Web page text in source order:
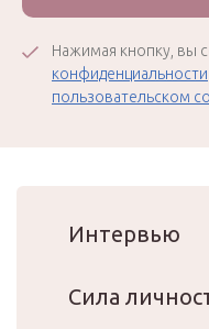
Нажимая кнопку, вы
конфиденциальности
пользовательском
Интервью
Сила